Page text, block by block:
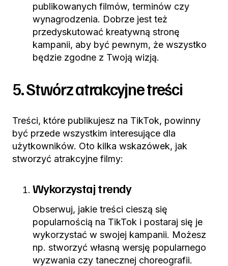
publikowanych filmów, terminów czy
wynagrodzenia. Dobrze jest też
przedyskutować kreatywną stronę
kampanii, aby być pewnym, że wszystko
będzie zgodne z Twoją wizją.
5. Stwórz atrakcyjne treści
Treści, które publikujesz na TikTok, powinny
być przede wszystkim interesujące dla
użytkowników. Oto kilka wskazówek, jak
stworzyć atrakcyjne filmy:
Wykorzystaj trendy
Obserwuj, jakie treści cieszą się
popularnością na TikTok i postaraj się je
wykorzystać w swojej kampanii. Możesz
np. stworzyć własną wersję popularnego
wyzwania czy tanecznej choreografii.